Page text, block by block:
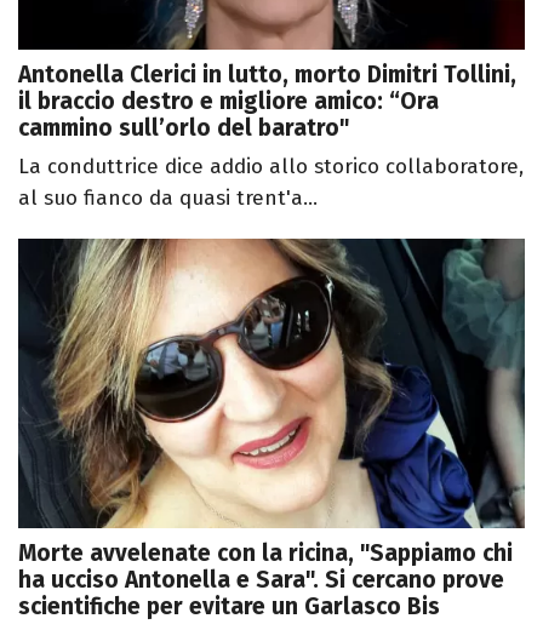
Antonella Clerici in lutto, morto Dimitri Tollini,
il braccio destro e migliore amico: “Ora
cammino sull’orlo del baratro"
La conduttrice dice addio allo storico collaboratore,
al suo fianco da quasi trent'a...
Morte avvelenate con la ricina, "Sappiamo chi
ha ucciso Antonella e Sara". Si cercano prove
scientifiche per evitare un Garlasco Bis